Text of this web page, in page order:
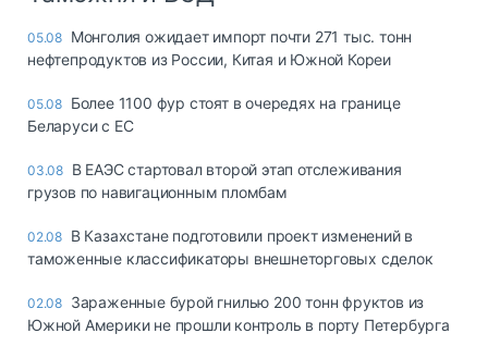
05.08 Монголия ожидает импорт почти 271 тыс. тонн
нефтепродуктов из России, Китая и Южной Кореи
05.08 Более 1100 фур стоят в очередях на границе
Беларуси с ЕС
03.08 В ЕАЭС стартовал второй этап отслеживания
грузов по навигационным пломбам
02.08 В Казахстане подготовили проект изменений в
таможенные классификаторы внешнеторговых сделок
02.08 Зараженные бурой гнилью 200 тонн фруктов из
Южной Америки не прошли контроль в порту Петербурга